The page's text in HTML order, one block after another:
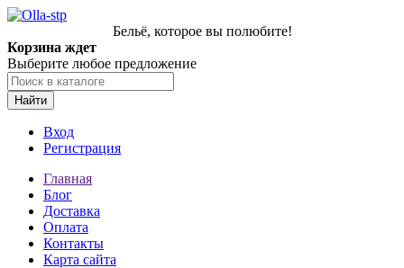
Бельё, которое вы полюбите!
Корзина ждет
Выберите любое предложение
Найти
Вход
Регистрация
Главная
Блог
Доставка
Оплата
Контакты
Карта сайта